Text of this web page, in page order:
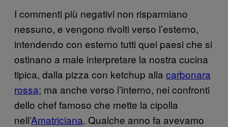
I commenti più negativi non risparmiano
nessuno, e vengono rivolti verso l’esterno,
intendendo con esterno tutti quei paesi che si
ostinano a male interpretare la nostra cucina
tipica, dalla pizza con ketchup alla carbonara
rossa; ma anche verso l’interno, nei confronti
dello chef famoso che mette la cipolla
nell’Amatriciana. Qualche anno fa avevamo